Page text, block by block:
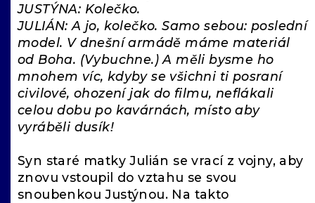
JUSTÝNA: Kolečko.
JULIÁN: A jo, kolečko. Samo sebou: poslední
model. V dnešní armádě máme materiál
od Boha. (Vybuchne.) A měli bysme ho
mnohem víc, kdyby se všichni ti posraní
civilové, ohození jak do filmu, neflákali
celou dobu po kavárnách, místo aby
vyráběli dusík!
Syn staré matky Julián se vrací z vojny, aby
znovu vstoupil do vztahu se svou
snoubenkou Justýnou. Na takto